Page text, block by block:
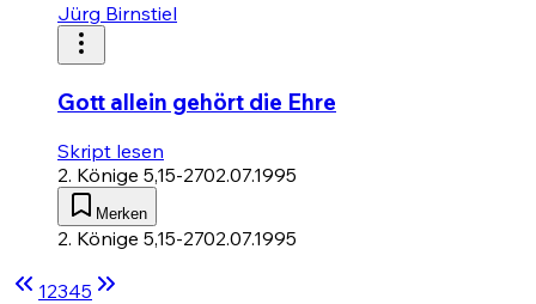
Jürg Birnstiel
Gott allein gehört die Ehre
Skript lesen
2. Könige 5,15-2702.07.1995
Merken
2. Könige 5,15-2702.07.1995
12345